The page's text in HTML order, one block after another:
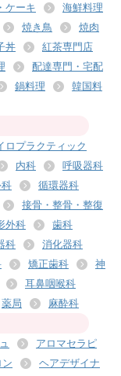
ケーキ
海鮮料理
焼き鳥
焼肉
丼
紅茶専門店
配達専門・宅配
鍋料理
韓国料
ロプラクティック
内科
呼吸器科
循環器科
接骨・整骨・整復
外科
歯科
科
消化器科
矯正歯科
神
耳鼻咽喉科
薬局 麻酔科
アロマセラピ
ヘアデザイナ